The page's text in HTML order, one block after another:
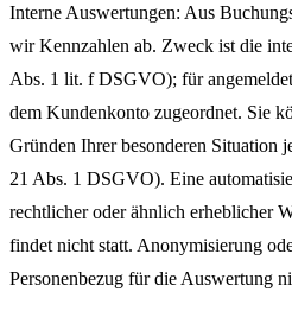
Interne Auswertungen: Aus
wir Kennzahlen ab. Zweck ist die
Abs. 1 lit. f DSGVO); für
dem Kundenkonto zugeordnet. Sie
Gründen Ihrer besonderen Situation
21 Abs. 1 DSGVO). Eine
rechtlicher oder ähnlich erheblicher
findet nicht statt. Anonymisierung
Personenbezug für die Auswertung